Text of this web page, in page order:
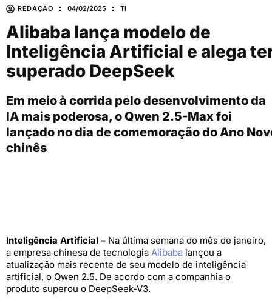
REDAÇÃO 04/02/2025 TI
Alibaba lança modelo de
Inteligência Artificial e alega
superado DeepSeek
Em meio à corrida pelo desenvolvimento da
IA mais poderosa, o Qwen 2.5-Max foi
lançado no dia de comemoração do Ano
chinês
Inteligência Artificial – Na última semana do mês de janeiro,
a empresa chinesa de tecnologia Alibaba lançou a
atualização mais recente de seu modelo de inteligência
artificial, o Qwen 2.5. De acordo com a companhia o
produto superou o DeepSeek-V3.